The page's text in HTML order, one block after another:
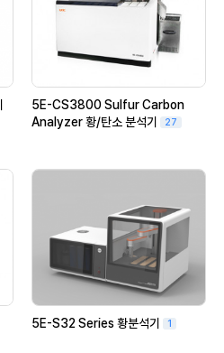
5E-CS3800 Sulfur Carbon
Analyzer 황/탄소 분석기
27
5E-S32 Series 황분석기 1